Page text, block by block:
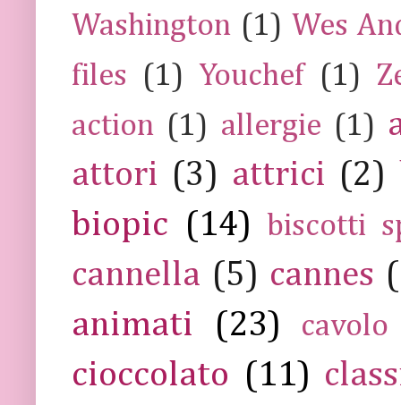
Washington (1) Wes
files
(1) Youchef (1)
action (1) allergie (1)
attori (3) attrici (2)
biopic (14) biscotti
cannella (5) cannes
animati
(23) cavolo
cioccolato (11)